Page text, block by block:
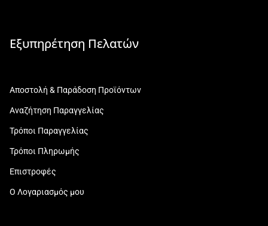
Εξυπηρέτηση Πελατών
Αποστολή & Παράδοση Προϊόντων
Αναζήτηση Παραγγελίας
Τρόποι Παραγγελίας
Τρόποι Πληρωμής
Επιστροφές
Ο Λογαριασμός μου